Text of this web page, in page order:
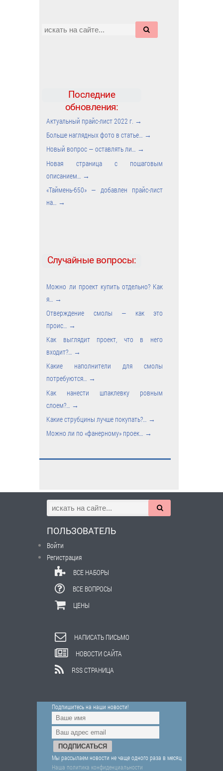
Последние
обновления:
Актуальный прайс-лист 2022 г. →
Больше наглядных фото в статье… →
Новый вопрос — оставлять ли… →
Новая страница с пошаговым
описанием… →
«Таймень-650» — добавлен прайс-лист
на… →
Случайные вопросы:
Можно ли проект купить отдельно? Как
я… →
Отверждение смолы — как это
проис… →
Как выглядит проект, что в него
входит?… →
Какие наполнители для смолы
потребуются… →
Как нанести шпаклевку ровным
слоем?… →
Какие струбцины лучше покупать?… →
Можно ли по «фанерному» проек… →
ПОЛЬЗОВАТЕЛЬ
Войти
Регистрация
ВСЕ НАБОРЫ
ВСЕ ВОПРОСЫ
ЦЕНЫ
НАПИСАТЬ ПИСЬМО
НОВОСТИ САЙТА
RSS СТРАНИЦА
Подпишитесь на наши новости!
Мы рассылаем новости не чаще одного раза в месяц
Наша политика конфиденциальности